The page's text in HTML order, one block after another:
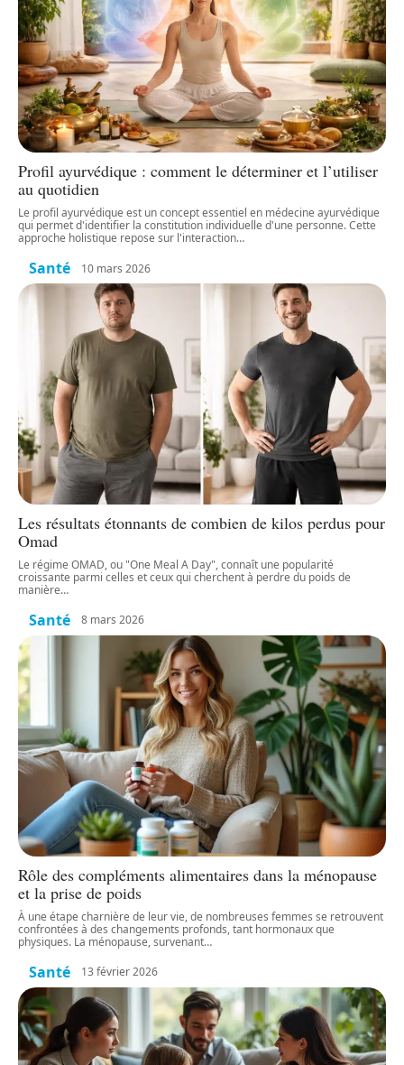
Profil ayurvédique : comment le déterminer et l’utiliser
au quotidien
Le profil ayurvédique est un concept essentiel en médecine ayurvédique
qui permet d'identifier la constitution individuelle d'une personne. Cette
approche holistique repose sur l'interaction…
Santé 10 mars 2026
Les résultats étonnants de combien de kilos perdus pour
Omad
Le régime OMAD, ou "One Meal A Day", connaît une popularité
croissante parmi celles et ceux qui cherchent à perdre du poids de
manière…
Santé 8 mars 2026
Rôle des compléments alimentaires dans la ménopause
et la prise de poids
À une étape charnière de leur vie, de nombreuses femmes se retrouvent
confrontées à des changements profonds, tant hormonaux que
physiques. La ménopause, survenant…
Santé 13 février 2026